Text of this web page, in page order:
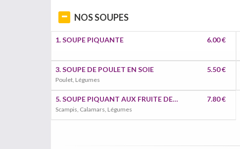
NOS SOUPES
1. SOUPE PIQUANTE 6.00 €
3. SOUPE DE POULET EN SOIE
Poulet, Légumes
5.50 €
5. SOUPE PIQUANT AUX FRUITE DE MER A LA THAI
Scampis, Calamars, Légumes
7.80 €